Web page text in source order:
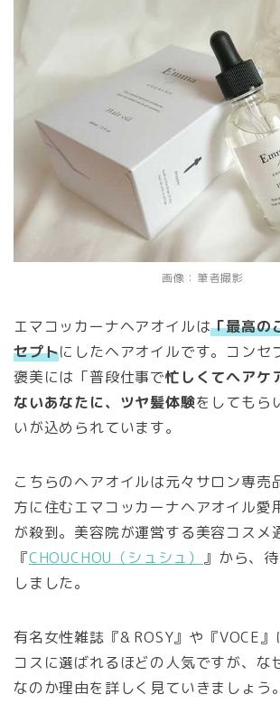
画像：筆者撮影
エマコッカーナヘアオイルは「最高の
セプトにしたヘアオイルです。コンセ
褒美には「普段仕事で忙しくてヘアケ
ないあなたに、ツヤ髪体験をしてもら
いが込められています。
こちらのヘアオイルは元々サロン専売
方に住むエマコッカーナヘアオイル愛
が殺到。美容院が運営する美容コスメ
『CHOUCHOU（シュシュ） 』から、
しました。
有名女性雑誌『& ROSY』や『VOCE
コスに選ばれるほどの人気ですが、な
なのか理由を詳しく見ていきましょう。